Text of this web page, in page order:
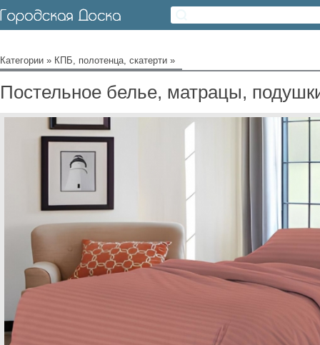
Категории » КПБ, полотенца, скатерти »
Постельное белье, матрацы,